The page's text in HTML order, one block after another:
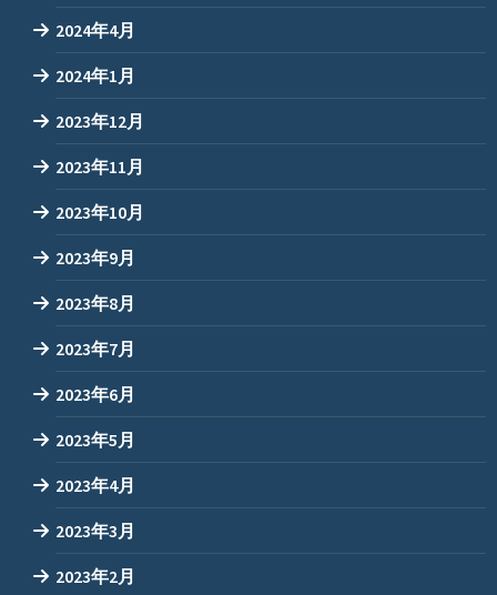
2024年4月
2024年1月
2023年12月
2023年11月
2023年10月
2023年9月
2023年8月
2023年7月
2023年6月
2023年5月
2023年4月
2023年3月
2023年2月